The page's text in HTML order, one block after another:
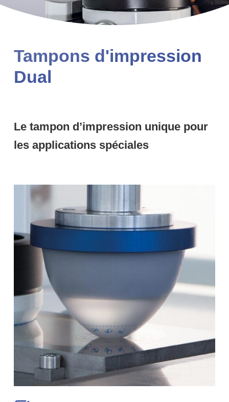
Tampons d'impression
Dual
Le tampon d’impression unique pour
les applications spéciales